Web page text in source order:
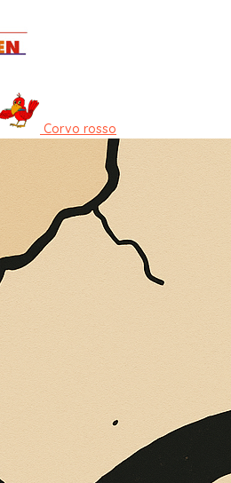
Corvo rosso